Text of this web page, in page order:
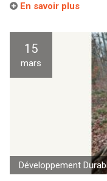
En savoir plus
15
mars
Développement